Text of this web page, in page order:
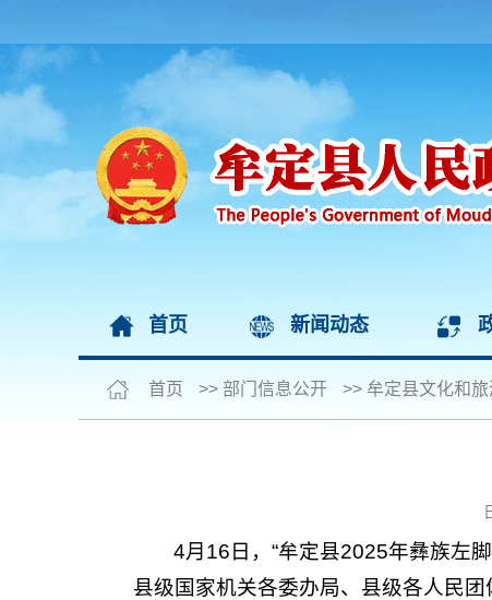
首页 新闻动态
首页 >> 部门信息公开 >> 牟定县文化和旅
4月16日，“牟定县2025年彝族左
县级国家机关各委办局、县级各人民